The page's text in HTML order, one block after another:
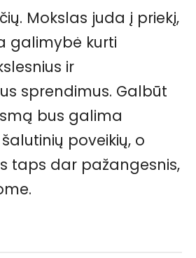
Mokslas juda į priekį,
galimybė kurti
ir
sprendimus. Galbūt
bus galima
poveikių, o
taps dar pažangesnis,